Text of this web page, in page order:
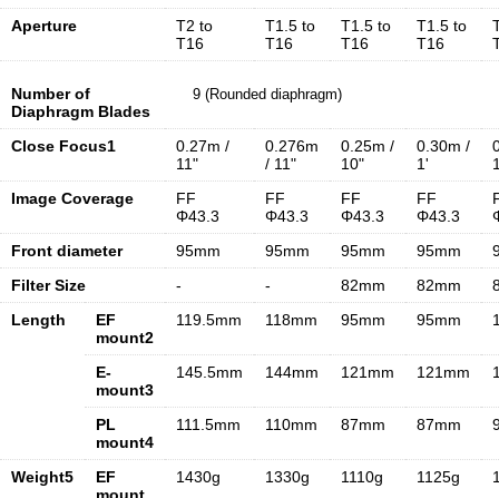
Aperture
T2 to
T16
T1.5 to
T16
T1.5 to
T16
T1.5 to
T16
Number of
Diaphragm Blades
9 (Rounded diaphragm)
Close Focus1
0.27m /
11"
0.276m
/ 11"
0.25m /
10"
0.30m /
1'
Image Coverage
FF
Φ43.3
FF
Φ43.3
FF
Φ43.3
FF
Φ43.3
Front diameter
95mm 95mm 95mm 95mm
Filter Size
- - 82mm 82mm
Length
EF
mount2
119.5mm 118mm 95mm 95mm
E-
mount3
145.5mm 144mm 121mm 121mm
PL
mount4
111.5mm 110mm 87mm 87mm
Weight5
EF
1430g 1330g 1110g 1125g